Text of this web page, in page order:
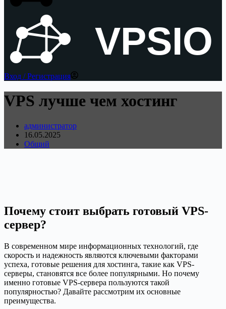
VPSIO
Вход / Регистрация
VPS лучше чем хостинг
администратор
16.05.2025
Общий
Почему стоит выбрать готовый VPS-
сервер?
В современном мире информационных технологий, где
скорость и надежность являются ключевыми факторами
успеха, готовые решения для хостинга, такие как VPS-
серверы, становятся все более популярными. Но почему
именно готовые VPS-сервера пользуются такой
популярностью? Давайте рассмотрим их основные
преимущества.